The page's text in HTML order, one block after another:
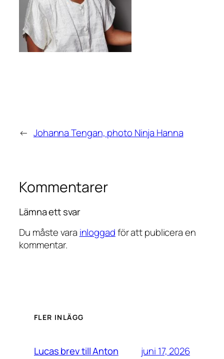
← Johanna Tengan, photo Ninja Hanna
Kommentarer
Lämna ett svar
Du måste vara inloggadför att publicera en
kommentar.
FLER INLÄGG
Lucas brev till Anton juni 17, 2026